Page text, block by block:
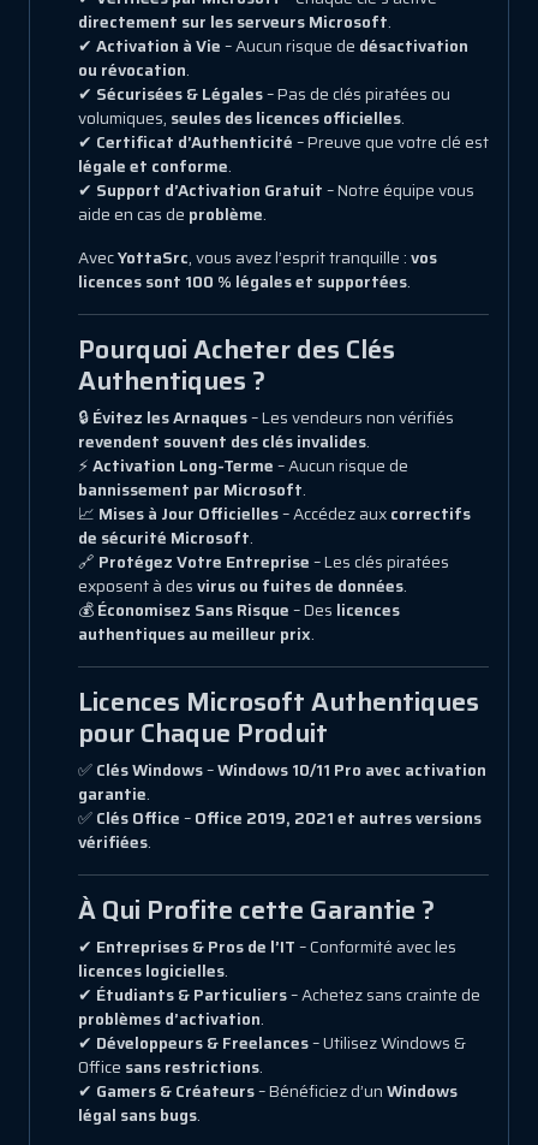
directement sur les serveurs Microsoft.
✔ Activation à Vie– Aucun risque de désactivation
ou révocation.
✔ Sécurisées & Légales– Pas de clés piratées ou
volumiques, seules des licences officielles.
✔ Certificat d’Authenticité– Preuve que votre clé est
légale et conforme.
✔ Support d’Activation Gratuit– Notre équipe vous
aide en cas de problème.
AvecYottaSrc, vous avez l’esprit tranquille :vos
licences sont 100 % légales et supportées.
Pourquoi Acheter des Clés
Authentiques ?
🔒Évitez les Arnaques– Les vendeurs non vérifiés
revendent souvent des clés invalides.
⚡Activation Long-Terme– Aucun risque de
bannissement par Microsoft.
📈 Mises à Jour Officielles– Accédez auxcorrectifs
de sécurité Microsoft.
🔗 Protégez Votre Entreprise– Les clés piratées
exposent à desvirus ou fuites de données.
💰Économisez Sans Risque– Des licences
authentiques au meilleur prix.
Licences Microsoft Authentiques
pour Chaque Produit
✅Clés Windows–Windows 10/11 Pro avec activation
garantie.
✅Clés Office–Office 2019, 2021 et autres versions
vérifiées.
À Qui Profite cette Garantie ?
✔ Entreprises & Pros de l’IT– Conformité avec les
licences logicielles.
✔ Étudiants & Particuliers– Achetez sans crainte de
problèmes d’activation.
✔ Développeurs & Freelances– Utilisez Windows &
Office sans restrictions.
✔ Gamers & Créateurs– Bénéficiez d’unWindows
légal sans bugs.